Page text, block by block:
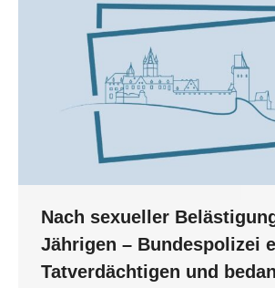
Nach sexueller
Jährigen – Bundespolizei
Tatverdächtigen und